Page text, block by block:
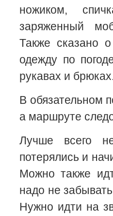
ножиком,
заряженный
Также сказано
одежду по
рукавах и
В обязательном
а маршруте
Лучше всего
потерялись и
Можно также
надо не
Нужно идти на